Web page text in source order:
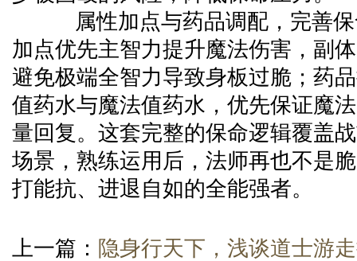
属性加点与药品调配，完善保
加点优先主智力提升魔法伤害，副
避免极端全智力导致身板过脆；药
值药水与魔法值药水，优先保证魔
量回复。这套完整的保命逻辑覆盖
场景，熟练运用后，法师再也不是
打能抗、进退自如的全能强者。
上一篇： 隐身行天下，浅谈道士游